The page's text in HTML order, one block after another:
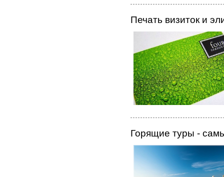
Печать визиток и
Горящие туры -